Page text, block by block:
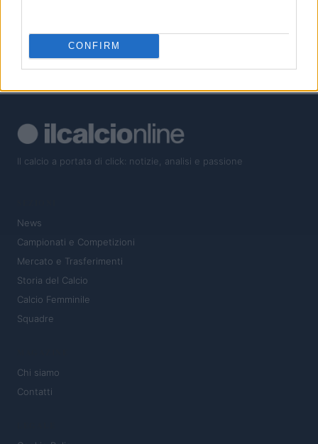
CONFIRM
Il calcio a portata di click: notizie, analisi e passione
News
Campionati e Competizioni
Mercato e Trasferimenti
Storia del Calcio
Calcio Femminile
Squadre
Chi siamo
Contatti